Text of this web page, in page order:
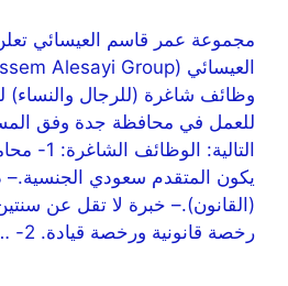
مجموعة عمر قاسم العيسائي
وظائف شاغرة (للرجال والنساء)
للعمل في محافظة جدة وفق
يكون المتقدم سعودي الجنسية.–
(القانون).– خبرة لا تقل عن
رخصة قانونية ورخصة قيادة. 2- …